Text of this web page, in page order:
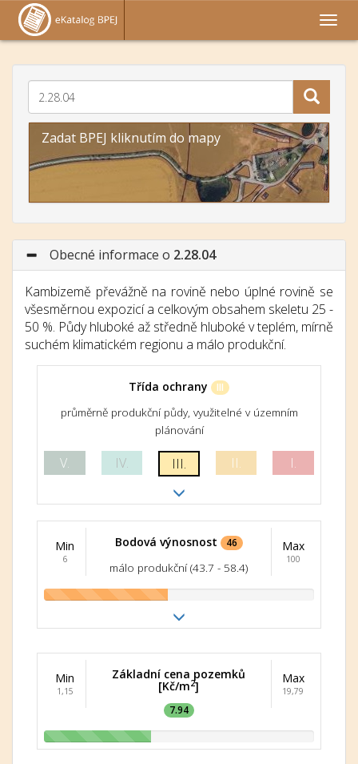
Zadat BPEJ kliknutím do mapy
Obecné informace o 2.28.04
Kambizemě převážně na rovině nebo úplné rovině se
všesměrnou expozicí a celkovým obsahem skeletu 25 -
50 %. Půdy hluboké až středně hluboké v teplém, mírně
suchém klimatickém regionu a málo produkční.
Třída ochrany III
průměrně produkční půdy, využitelné v územním
plánování
V. IV. III. II. I.
Min
6
Bodová výnosnost 46
málo produkční (43.7 - 58.4)
Max
100
Min
1,15
Základní cena pozemků
[Kč/m2]
7.94
Max
19,79